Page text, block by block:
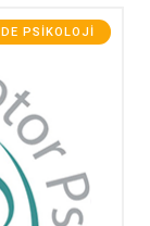
PSIKOLOJI